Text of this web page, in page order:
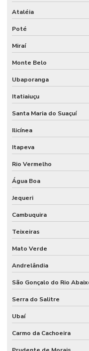
Ataléia
Poté
Miraí
Monte Belo
Ubaporanga
Itatiaiuçu
Santa Maria do Suaçuí
Ilicínea
Itapeva
Rio Vermelho
Água Boa
Jequeri
Cambuquira
Teixeiras
Mato Verde
Andrelândia
São Gonçalo do Rio
Serra do Salitre
Ubaí
Carmo da Cachoeira